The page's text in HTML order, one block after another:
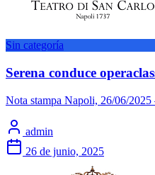
Sin categoría
Serena conduce
Nota stampa Napoli, 26/06/
admin
26 de junio, 2025